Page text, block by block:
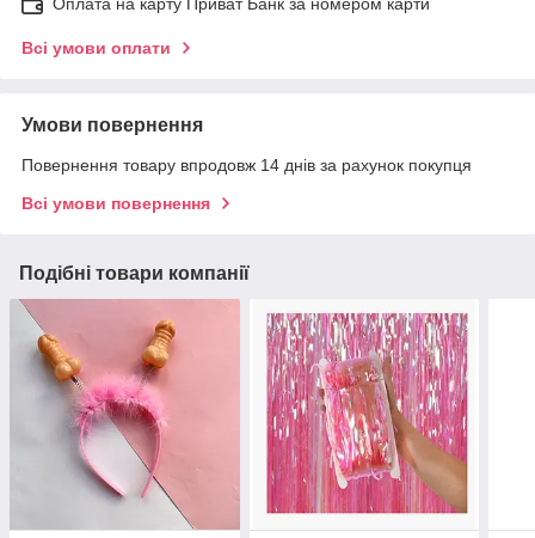
Оплата на карту Приват Банк за номером карти
Всі умови оплати
Умови повернення
Повернення товару впродовж 14 днів за рахунок покупця
Всі умови повернення
Подібні товари компанії